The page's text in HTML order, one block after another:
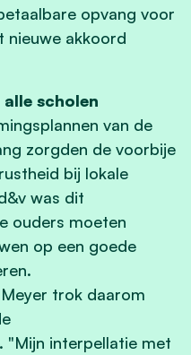
opvang voor
nieuwe akkoord
scholen
van de
zorgden de voorbije
bij lokale
was dit
ouders moeten
op een goede
trok daarom
"Mijn interpellatie met